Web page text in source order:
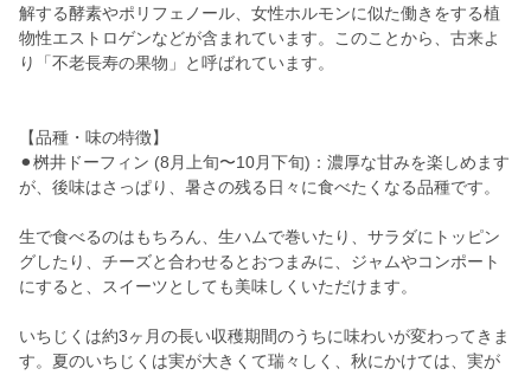
解する酵素やポリフェノール、女性ホルモンに似た働きをする植
物性エストロゲンなどが含まれています。このことから、古来よ
り「不老長寿の果物」と呼ばれています。
【品種・味の特徴】
⚫︎桝井ドーフィン (8月上旬〜10月下旬)：濃厚な甘みを楽しめます
が、後味はさっぱり、暑さの残る日々に食べたくなる品種です。
生で食べるのはもちろん、生ハムで巻いたり、サラダにトッピン
グしたり、チーズと合わせるとおつまみに、ジャムやコンポート
にすると、スイーツとしても美味しくいただけます。
いちじくは約3ヶ月の長い収穫期間のうちに味わいが変わってきま
す。夏のいちじくは実が大きくて瑞々しく、秋にかけては、実が